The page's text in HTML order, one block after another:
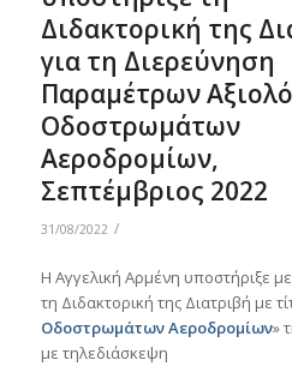
Διδακτορική της
για τη Διερεύνηση
Παραμέτρων
Οδοστρωμάτων
Αεροδρομίων,
Σεπτέμβριος 2022
31/08/2022 /
Η Αγγελική Αρμένη υποστήριξε με
τη Διδακτορική της Διατριβή με
Οδοστρωμάτων Αεροδρομίων»
με τηλεδιάσκεψη